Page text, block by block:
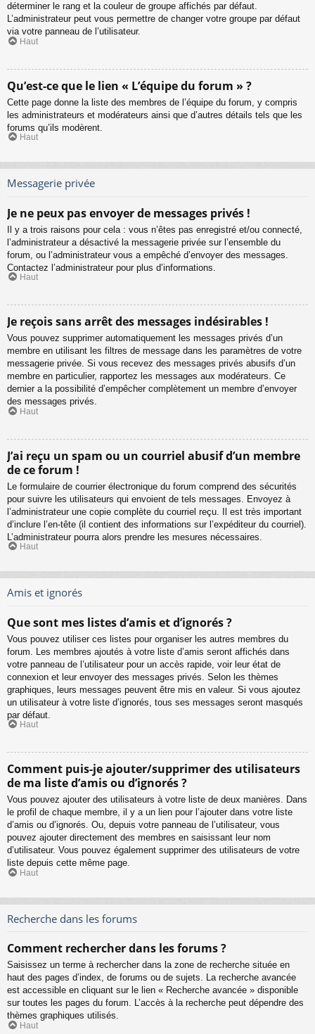
déterminer le rang et la couleur de groupe affichés par défaut.
L’administrateur peut vous permettre de changer votre groupe par défaut
via votre panneau de l’utilisateur.
Haut
Qu’est-ce que le lien « L’équipe du forum » ?
Cette page donne la liste des membres de l’équipe du forum, y compris
les administrateurs et modérateurs ainsi que d’autres détails tels que les
forums qu’ils modèrent.
Haut
Messagerie privée
Je ne peux pas envoyer de messages privés !
Il y a trois raisons pour cela : vous n’êtes pas enregistré et/ou connecté,
l’administrateur a désactivé la messagerie privée sur l’ensemble du
forum, ou l’administrateur vous a empêché d’envoyer des messages.
Contactez l’administrateur pour plus d’informations.
Haut
Je reçois sans arrêt des messages indésirables !
Vous pouvez supprimer automatiquement les messages privés d’un
membre en utilisant les filtres de message dans les paramètres de votre
messagerie privée. Si vous recevez des messages privés abusifs d’un
membre en particulier, rapportez les messages aux modérateurs. Ce
dernier a la possibilité d’empêcher complètement un membre d’envoyer
des messages privés.
Haut
J’ai reçu un spam ou un courriel abusif d’un membre
de ce forum !
Le formulaire de courrier électronique du forum comprend des sécurités
pour suivre les utilisateurs qui envoient de tels messages. Envoyez à
l’administrateur une copie complète du courriel reçu. Il est très important
d’inclure l’en-tête (il contient des informations sur l’expéditeur du courriel).
L’administrateur pourra alors prendre les mesures nécessaires.
Haut
Amis et ignorés
Que sont mes listes d’amis et d’ignorés ?
Vous pouvez utiliser ces listes pour organiser les autres membres du
forum. Les membres ajoutés à votre liste d’amis seront affichés dans
votre panneau de l’utilisateur pour un accès rapide, voir leur état de
connexion et leur envoyer des messages privés. Selon les thèmes
graphiques, leurs messages peuvent être mis en valeur. Si vous ajoutez
un utilisateur à votre liste d’ignorés, tous ses messages seront masqués
par défaut.
Haut
Comment puis-je ajouter/supprimer des utilisateurs
de ma liste d’amis ou d’ignorés ?
Vous pouvez ajouter des utilisateurs à votre liste de deux manières. Dans
le profil de chaque membre, il y a un lien pour l’ajouter dans votre liste
d’amis ou d’ignorés. Ou, depuis votre panneau de l’utilisateur, vous
pouvez ajouter directement des membres en saisissant leur nom
d’utilisateur. Vous pouvez également supprimer des utilisateurs de votre
liste depuis cette même page.
Haut
Recherche dans les forums
Comment rechercher dans les forums ?
Saisissez un terme à rechercher dans la zone de recherche située en
haut des pages d’index, de forums ou de sujets. La recherche avancée
est accessible en cliquant sur le lien « Recherche avancée » disponible
sur toutes les pages du forum. L’accès à la recherche peut dépendre des
thèmes graphiques utilisés.
Haut